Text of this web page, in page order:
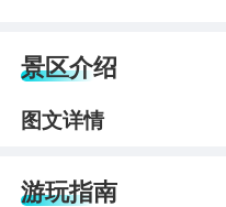
景区介绍
图文详情
游玩指南